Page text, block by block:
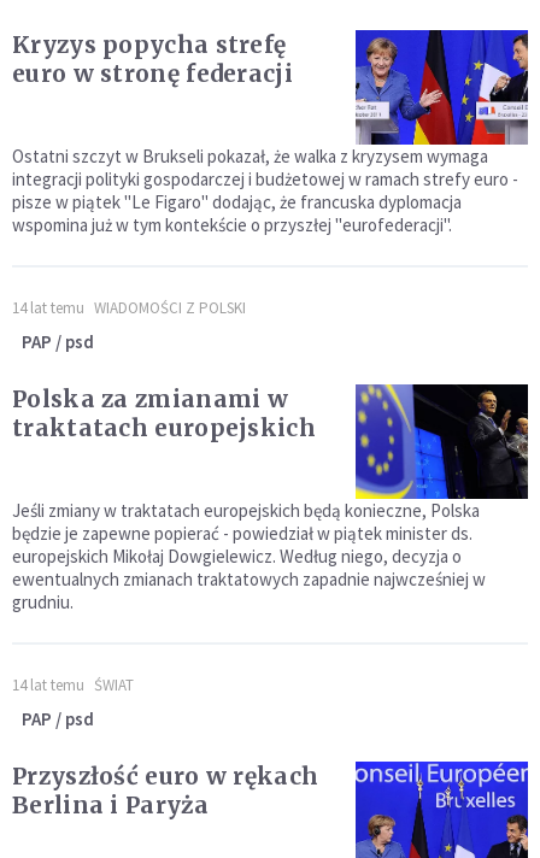
Kryzys popycha strefę
euro w stronę federacji
Ostatni szczyt w Brukseli pokazał, że walka z kryzysem wymaga
integracji polityki gospodarczej i budżetowej w ramach strefy euro -
pisze w piątek "Le Figaro" dodając, że francuska dyplomacja
wspomina już w tym kontekście o przyszłej "eurofederacji".
14 lat temu WIADOMOŚCI Z POLSKI
PAP / psd
Polska za zmianami w
traktatach europejskich
Jeśli zmiany w traktatach europejskich będą konieczne, Polska
będzie je zapewne popierać - powiedział w piątek minister ds.
europejskich Mikołaj Dowgielewicz. Według niego, decyzja o
ewentualnych zmianach traktatowych zapadnie najwcześniej w
grudniu.
14 lat temu ŚWIAT
PAP / psd
Przyszłość euro w rękach
Berlina i Paryża